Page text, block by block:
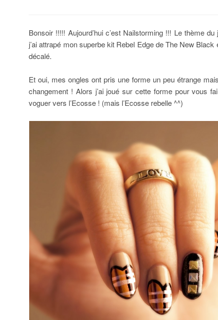
Bonsoir !!!!! Aujourd’hui c’est Nailstorming !!! Le thème
j’ai attrapé mon superbe kit Rebel Edge de The New Black
décalé.
Et oui, mes ongles ont pris une forme un peu étrange
changement ! Alors j’ai joué sur cette forme pour vous
voguer vers l’Ecosse ! (mais l’Ecosse rebelle ^^)